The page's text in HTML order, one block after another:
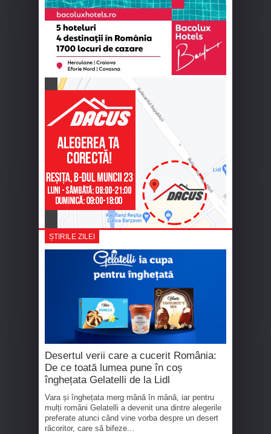
ȘTIRILE ZILEI
Desertul verii care a cucerit România:
De ce toată lumea pune în coș
înghețata Gelatelli de la Lidl
Vara și înghețata merg mână în mână, iar pentru
mulți români Gelatelli a devenit una dintre alegerile
preferate atunci când vine vorba despre un desert
răcoritor, care să bifeze...